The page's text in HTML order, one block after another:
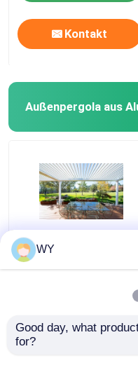
Kontakt
Außenpergola aus
Pulverbeschichtung
Außen-Aluminium-
WY
Good day, what
for?